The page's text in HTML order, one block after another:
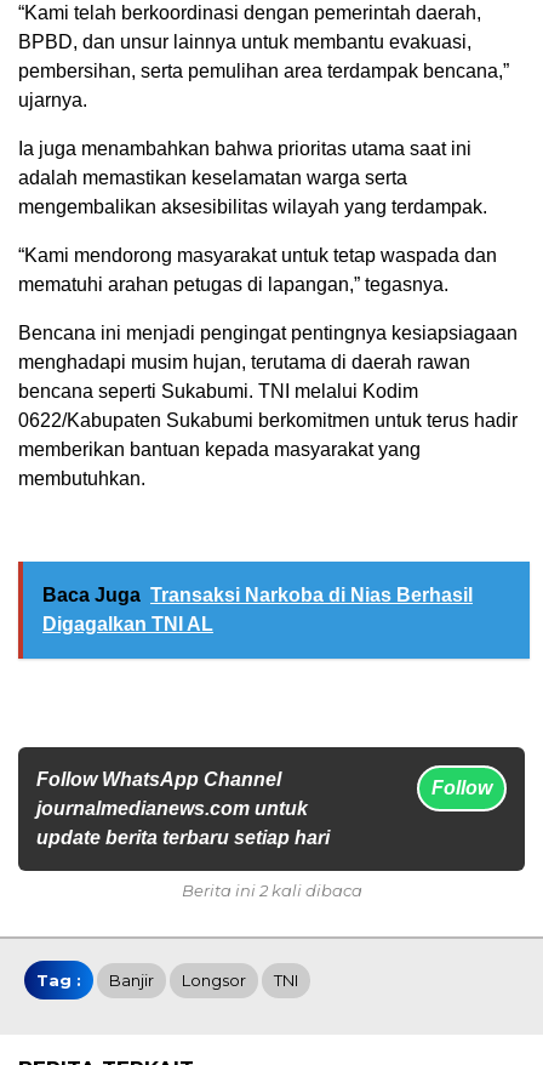
“Kami telah berkoordinasi dengan pemerintah daerah,
BPBD, dan unsur lainnya untuk membantu evakuasi,
pembersihan, serta pemulihan area terdampak bencana,”
ujarnya.
Ia juga menambahkan bahwa prioritas utama saat ini
adalah memastikan keselamatan warga serta
mengembalikan aksesibilitas wilayah yang terdampak.
“Kami mendorong masyarakat untuk tetap waspada dan
mematuhi arahan petugas di lapangan,” tegasnya.
Bencana ini menjadi pengingat pentingnya kesiapsiagaan
menghadapi musim hujan, terutama di daerah rawan
bencana seperti Sukabumi. TNI melalui Kodim
0622/Kabupaten Sukabumi berkomitmen untuk terus hadir
memberikan bantuan kepada masyarakat yang
membutuhkan.
Baca Juga Transaksi Narkoba di Nias Berhasil
Digagalkan TNI AL
Follow WhatsApp Channel
journalmedianews.com untuk
update berita terbaru setiap hari
Follow
Berita ini 2 kali dibaca
Tag : Banjir Longsor TNI